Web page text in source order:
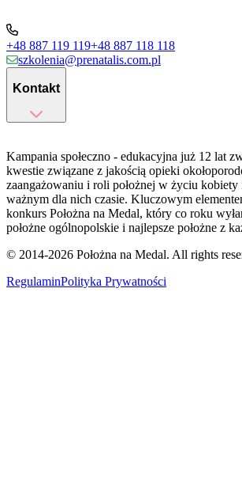
+48 887 119 119+48 887 118 118
szkolenia@prenatalis.com.pl
Kontakt
Kampania społeczno - edukacyjna już 12 lat
kwestie związane z jakością opieki
zaangażowaniu i roli położnej w życiu
ważnym dla nich czasie. Kluczowym
konkurs Położna na Medal, który co roku
położne ogólnopolskie i najlepsze położne z
© 2014-2026 Położna na Medal. All rights
RegulaminPolityka Prywatności